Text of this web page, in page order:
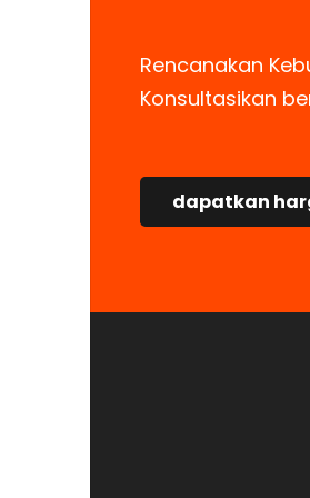
Rencanakan
Konsultasikan
dapatkan